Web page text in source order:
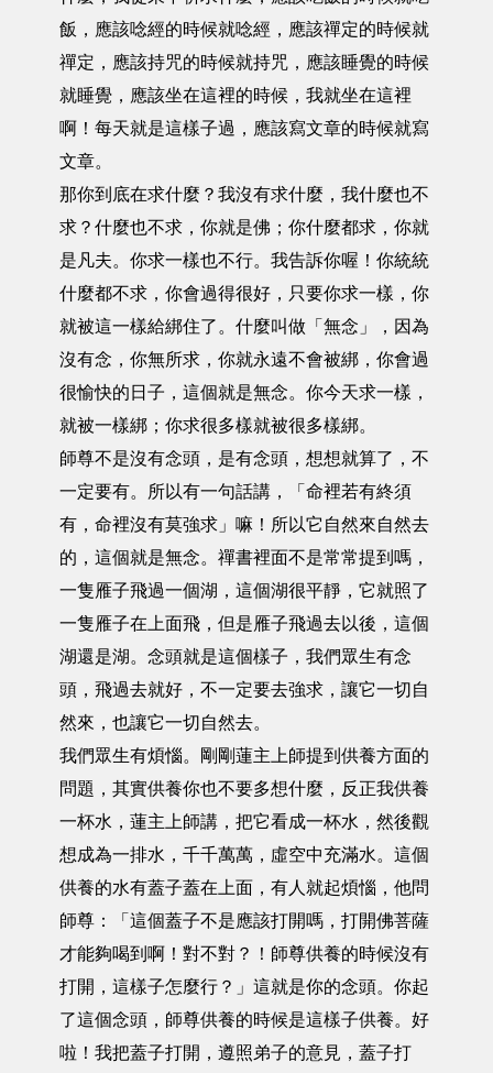
飯，應該唸經的時候就唸經，應該禪定的時候就
禪定，應該持咒的時候就持咒，應該睡覺的時候
就睡覺，應該坐在這裡的時候，我就坐在這裡
啊！每天就是這樣子過，應該寫文章的時候就寫
文章。
那你到底在求什麼？我沒有求什麼，我什麼也不
求？什麼也不求，你就是佛；你什麼都求，你就
是凡夫。你求一樣也不行。我告訴你喔！你統統
什麼都不求，你會過得很好，只要你求一樣，你
就被這一樣給綁住了。什麼叫做「無念」，因為
沒有念，你無所求，你就永遠不會被綁，你會過
很愉快的日子，這個就是無念。你今天求一樣，
就被一樣綁；你求很多樣就被很多樣綁。
師尊不是沒有念頭，是有念頭，想想就算了，不
一定要有。所以有一句話講，「命裡若有終須
有，命裡沒有莫強求」嘛！所以它自然來自然去
的，這個就是無念。禪書裡面不是常常提到嗎，
一隻雁子飛過一個湖，這個湖很平靜，它就照了
一隻雁子在上面飛，但是雁子飛過去以後，這個
湖還是湖。念頭就是這個樣子，我們眾生有念
頭，飛過去就好，不一定要去強求，讓它一切自
然來，也讓它一切自然去。
我們眾生有煩惱。剛剛蓮主上師提到供養方面的
問題，其實供養你也不要多想什麼，反正我供養
一杯水，蓮主上師講，把它看成一杯水，然後觀
想成為一排水，千千萬萬，虛空中充滿水。這個
供養的水有蓋子蓋在上面，有人就起煩惱，他問
師尊：「這個蓋子不是應該打開嗎，打開佛菩薩
才能夠喝到啊！對不對？！師尊供養的時候沒有
打開，這樣子怎麼行？」這就是你的念頭。你起
了這個念頭，師尊供養的時候是這樣子供養。好
啦！我把蓋子打開，遵照弟子的意見，蓋子打